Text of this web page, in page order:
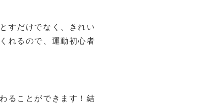
すだけでなく、きれい
れるので、運動初心者
ることができます！結